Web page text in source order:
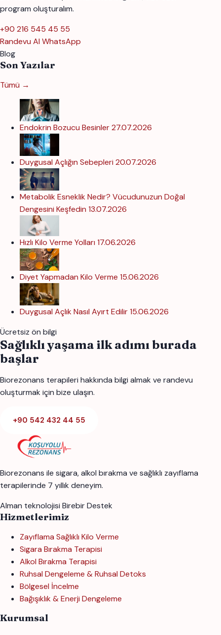
program oluşturalım.
+90 216 545 45 55
Randevu Al WhatsApp
Blog
Son Yazılar
Tümü →
Endokrin Bozucu Besinler27.07.2026
Duygusal Açlığın Sebepleri 20.07.2026
Metabolik Esneklik Nedir? Vücudunuzun Doğal
Dengesini Keşfedin 13.07.2026
Hızlı Kilo Verme Yolları 17.06.2026
Diyet Yapmadan Kilo Verme 15.06.2026
Duygusal Açlık Nasıl Ayırt Edilir15.06.2026
Ücretsiz ön bilgi
Sağlıklı yaşama ilk adımı burada
başlar
Biorezonans terapileri hakkında bilgi almak ve randevu
oluşturmak için bize ulaşın.
+90 542 432 44 55
Biorezonans ile sigara, alkol bırakma ve sağlıklı zayıflama
terapilerinde 7 yıllık deneyim.
Alman teknolojisi Birebir Destek
Hizmetlerimiz
Zayıflama Sağlıklı Kilo Verme
Sigara Bırakma Terapisi
Alkol Bırakma Terapisi
Ruhsal Dengeleme & Ruhsal Detoks
Bölgesel İncelme
Bağışıklık & Enerji Dengeleme
Kurumsal